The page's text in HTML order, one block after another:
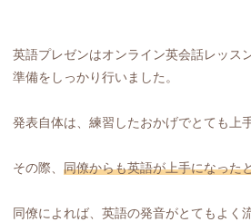
英語プレゼンはオンライン英会話レッス
準備をしっかり行いました。
発表自体は、練習したおかげでとても上
その際、 同僚からも英語が上手になった
同僚によれば、英語の発音がとてもよく